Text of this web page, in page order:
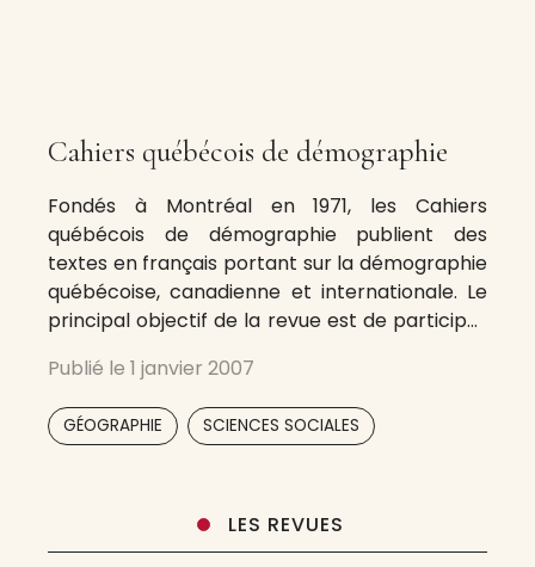
Cahiers québécois de démographie
Fondés à Montréal en 1971, les Cahiers
québécois de démographie publient des
textes en français portant sur la démographie
québécoise, canadienne et internationale. Le
principal objectif de la revue est de participer
les divers champs qui touchent au domaine de
la démographie, par la diffusion des résultats
des travaux de chercheurs œuvrant
Publié le 1 janvier 2007
GÉOGRAPHIE SCIENCES SOCIALES
LES REVUES